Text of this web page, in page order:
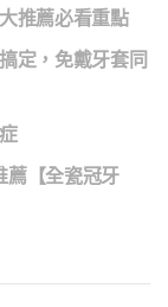
推薦必看重點
定，免戴牙套同
薦【全瓷冠牙